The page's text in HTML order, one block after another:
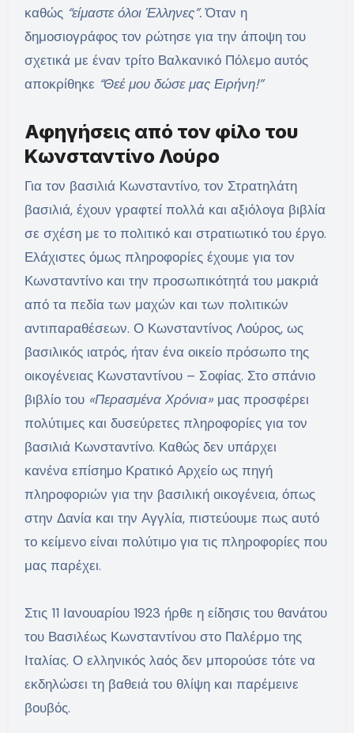
καθώς “είμαστε όλοι Έλληνες”.Όταν η
δημοσιογράφος τον ρώτησε για την άποψη του
σχετικά με έναν τρίτο Βαλκανικό Πόλεμο αυτός
αποκρίθηκε “Θεέ μου δώσε μας Ειρήνη!”
Αφηγήσεις από τον φίλο του
Κωνσταντίνο Λούρο
Για τον βασιλιά Κωνσταντίνο, τον Στρατηλάτη
βασιλιά, έχουν γραφτεί πολλά και αξιόλογα βιβλία
σε σχέση με το πολιτικό και στρατιωτικό του έργο.
Ελάχιστες όμως πληροφορίες έχουμε για τον
Κωνσταντίνο και την προσωπικότητά του μακριά
από τα πεδία των μαχών και των πολιτικών
αντιπαραθέσεων. Ο Κωνσταντίνος Λούρος, ως
βασιλικός ιατρός, ήταν ένα οικείο πρόσωπο της
οικογένειας Κωνσταντίνου – Σοφίας. Στο σπάνιο
βιβλίο του «Περασμένα Χρόνια»μας προσφέρει
πολύτιμες και δυσεύρετες πληροφορίες για τον
βασιλιά Κωνσταντίνο. Καθώς δεν υπάρχει
κανένα επίσημο Κρατικό Αρχείο ως πηγή
πληροφοριών για την βασιλική οικογένεια, όπως
στην Δανία και την Αγγλία, πιστεύουμε πως αυτό
το κείμενο είναι πολύτιμο για τις πληροφορίες που
μας παρέχει.
Στις 11 Ιανουαρίου 1923 ήρθε η είδησις του θανάτου
του Βασιλέως Κωνσταντίνου στο Παλέρμο της
Ιταλίας. Ο ελληνικός λαός δεν μπορούσε τότε να
εκδηλώσει τη βαθειά του θλίψη και παρέμεινε
βουβός.